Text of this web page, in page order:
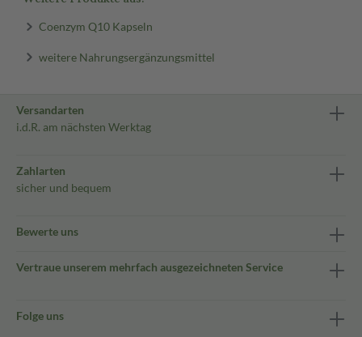
Coenzym Q10 Kapseln
weitere Nahrungsergänzungsmittel
Versandarten
i.d.R. am nächsten Werktag
Zahlarten
sicher und bequem
Bewerte uns
Vertraue unserem mehrfach ausgezeichneten Service
Folge uns